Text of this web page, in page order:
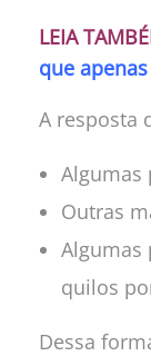
LEIA
que
A resposta
Algumas
Outras
Algumas
quilos
Dessa